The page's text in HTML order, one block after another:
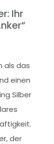
Ihr
als das
einen
Silber
der